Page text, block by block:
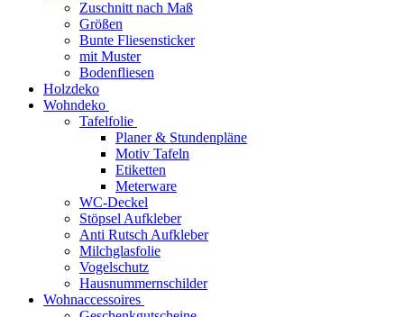
Zuschnitt nach Maß
Größen
Bunte Fliesensticker
mit Muster
Bodenfliesen
Holzdeko
Wohndeko
Tafelfolie
Planer & Stundenpläne
Motiv Tafeln
Etiketten
Meterware
WC-Deckel
Stöpsel Aufkleber
Anti Rutsch Aufkleber
Milchglasfolie
Vogelschutz
Hausnummernschilder
Wohnaccessoires